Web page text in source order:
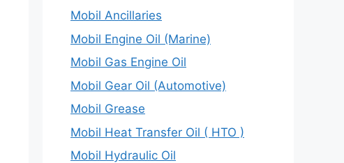
Mobil Ancillaries
Mobil Engine Oil (Marine)
Mobil Gas Engine Oil
Mobil Gear Oil (Automotive)
Mobil Grease
Mobil Heat Transfer Oil ( HTO )
Mobil Hydraulic Oil